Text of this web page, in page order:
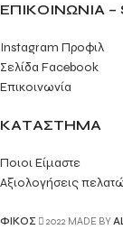
ΕΠΙΚΟΙΝΩΝΙΑ –
Instagram Προφιλ
Σελίδα Facebook
Επικοινωνία
ΚΑΤΑΣΤΗΜΑ
Ποιοι Είμαστε
Αξιολογήσεις
ΦΙΚΟΣ 2022 MADE BY